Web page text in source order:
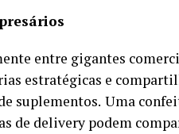
entre gigantes
estratégicas e
suplementos. Uma
de delivery podem